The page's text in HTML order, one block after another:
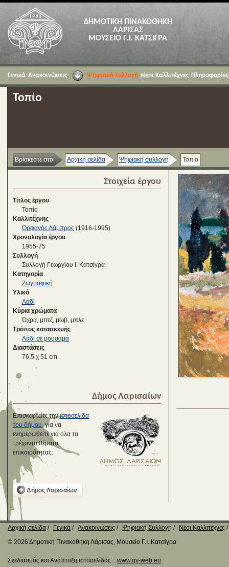
ΔΗΜΟΤΙΚΗ ΠΙΝΑΚΟΘΗΚΗ
ΛΑΡΙΣΑΣ
ΜΟΥΣΕΙΟ Γ.Ι. ΚΑΤΣΙΓΡΑ
Γενικά Ανακοινώσεις Ψηφιακή Συλλογή Νέοι Καλλιτέχνες Πληροφορίες
Τοπίο
Βρίσκεστε στο Αρχική σελίδα Ψηφιακή συλλογή Τοπίο
Στοιχεία έργου
Τίτλος έργου
Τοπίο
Καλλιτέχνης
Ορφανός Λάμπρος (1916-1995)
Χρονολογία έργου
1955-75
Συλλογή
Συλλογή Γεωργίου Ι. Κατσίγρα
Κατηγορία
Ζωγραφική
Υλικό
Λάδι
Κύρια χρώματα
Ώχρα, μπεζ, μωβ, μπλε
Τρόπος κατασκευής
Λάδι σε μουσαμά
Διαστάσεις
76,5 χ 51 cm
Δήμος Λαρισαίων
Επισκεφτείτε τηνιστοσελίδα
του δήμου, για να
ενημερωθείτε για όλα τα
τρέχοντα θέματα
επικαιρότητας.
Δήμος Λαρισαίων
Αρχική σελίδα Γενικά Ανακοινώσεις Ψηφιακή Συλλογή
Νέοι Καλλιτέχνες
© 2026 Δημοτική Πινακοθήκη Λάρισας, Μουσείο Γ.Ι. Κατσίγρα
Σχεδιασμός και Ανάπτυξη ιστοσελίδας :: www.qv-web.eu